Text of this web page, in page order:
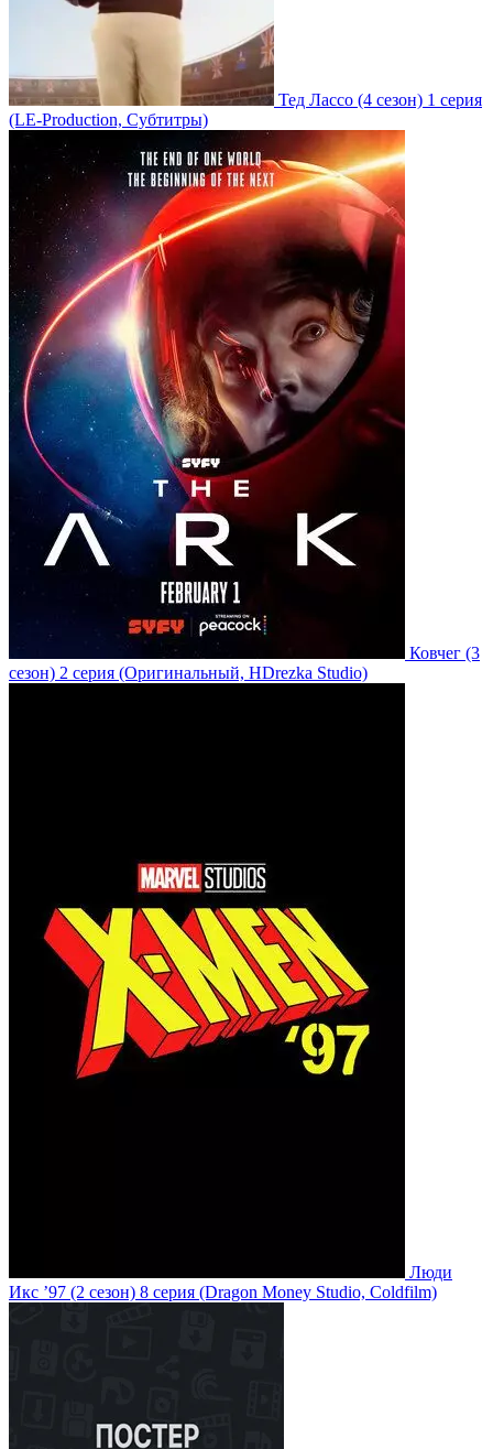
Тед Лассо (4 сезон) 1 серия
(LE-Production, Субтитры)
Ковчег (3
сезон) 2 серия (Оригинальный, HDrezka Studio)
Люди
Икс ’97 (2 сезон) 8 серия (Dragon Money Studio, Coldfilm)